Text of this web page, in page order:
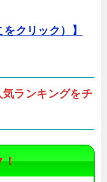
クリック）】
ランキングをチ
！